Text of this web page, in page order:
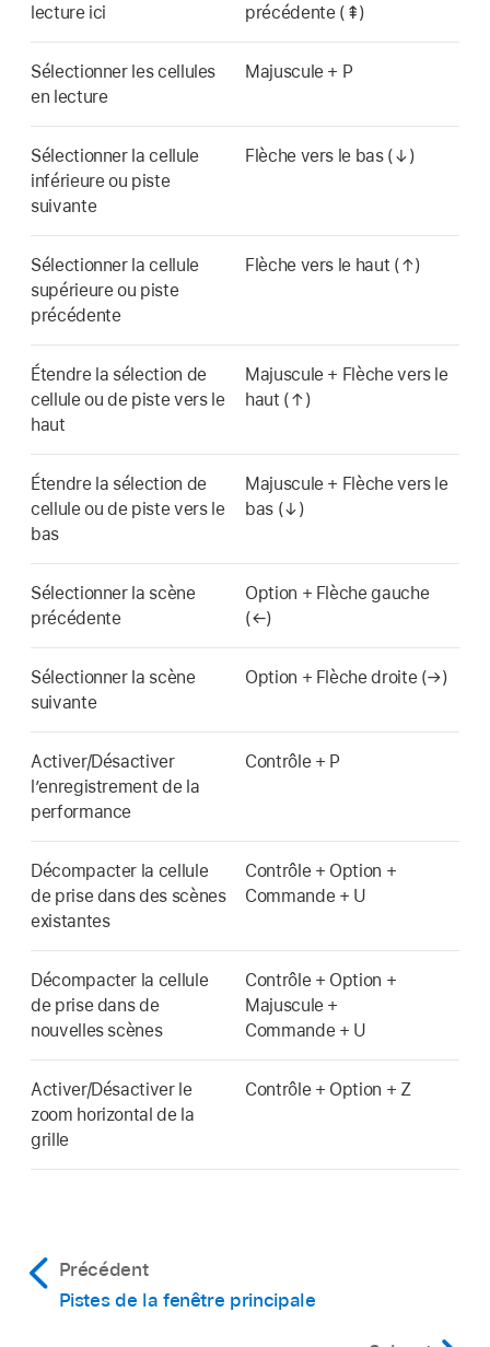
lecture ici
précédente (⇞)
Sélectionner les cellules
en lecture
Majuscule + P
Sélectionner la cellule
inférieure ou piste
suivante
Flèche vers le bas (↓)
Sélectionner la cellule
supérieure ou piste
précédente
Flèche vers le haut (↑)
Étendre la sélection de
cellule ou de piste vers le
haut
Majuscule + Flèche vers le
haut (↑)
Étendre la sélection de
cellule ou de piste vers le
bas
Majuscule + Flèche vers le
bas (↓)
Sélectionner la scène
précédente
Option + Flèche gauche
(←)
Sélectionner la scène
suivante
Option + Flèche droite (→)
Activer/Désactiver
l’enregistrement de la
performance
Contrôle + P
Décompacter la cellule
de prise dans des scènes
existantes
Contrôle + Option +
Commande + U
Décompacter la cellule
de prise dans de
nouvelles scènes
Contrôle + Option +
Majuscule +
Commande + U
Activer/Désactiver le
zoom horizontal de la
grille
Contrôle + Option + Z
Précédent
Pistes de la fenêtre principale